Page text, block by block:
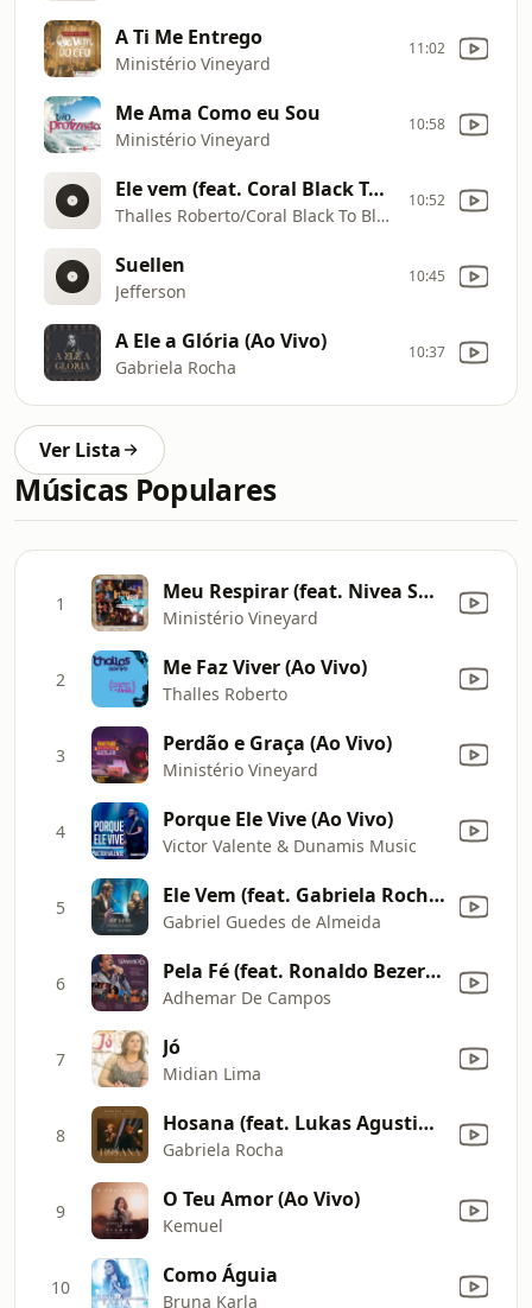
A Ti Me Entrego
Ministério Vineyard
11:02
Me Ama Como eu Sou
Ministério Vineyard
10:58
Ele vem (feat. Coral Black To Black)
Thalles Roberto/Coral Black To Black
10:52
Suellen
Jefferson
10:45
A Ele a Glória (Ao Vivo)
Gabriela Rocha
10:37
Ver Lista
Músicas Populares
1 Meu Respirar (feat. Nivea Soares) [Ao Vivo]
Ministério Vineyard
2 Me Faz Viver (Ao Vivo)
Thalles Roberto
3 Perdão e Graça (Ao Vivo)
Ministério Vineyard
4 Porque Ele Vive (Ao Vivo)
Victor Valente & Dunamis Music
5 Ele Vem (feat. Gabriela Rocha) [Ao Vivo]
Gabriel Guedes de Almeida
6 Pela Fé (feat. Ronaldo Bezerra) [Acústico ao Vivo]
Adhemar De Campos
7 Jó
Midian Lima
8 Hosana (feat. Lukas Agustinho) [Ao Vivo]
Gabriela Rocha
9 O Teu Amor (Ao Vivo)
Kemuel
10 Como Águia
Bruna Karla